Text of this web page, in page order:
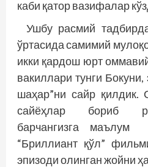
каби қатор вазифалар
Ушбу расмий
ўртасида самимий
икки қардош юрт
вакиллари тунги
шаҳар”ни сайр қилдик.
сайёҳлар бориб
барчангизга
“Бриллиант қўл”
эпизоди олинган жойни